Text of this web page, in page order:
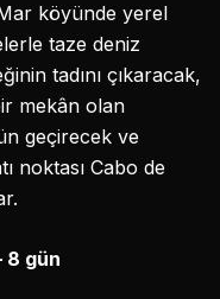
köyünde yerel
taze deniz
tadını çıkaracak,
mekân olan
geçirecek ve
noktası Cabo de
8 gün